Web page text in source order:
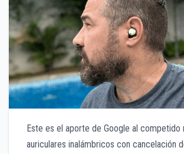
Este es el aporte de Google al competido
auriculares inalámbricos con cancelación